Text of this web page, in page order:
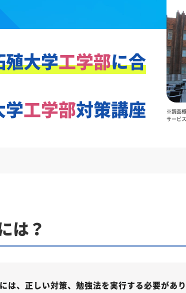
殖大学工学部に合
学工学部対策講座
※調査
サービ
は？
は、正しい対策、勉強法を実行する必要があり